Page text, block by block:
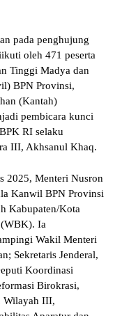
pada penghujung
oleh 471 peserta
Tinggi Madya dan
BPN Provinsi,
(Kantah)
pembicara kunci
RI selaku
III, Akhsanul Khaq.
2025, Menteri Nusron
Kanwil BPN Provinsi
Kabupaten/Kota
Ia
Wakil Menteri
Sekretaris Jenderal,
Koordinasi
Birokrasi,
Wilayah III,